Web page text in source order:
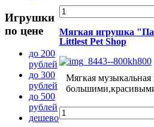
Мягкая игрушка
Littlest Pet Shop
Мягкая
Игрушки
по цене
до 200
рублей
до 300
рублей
до 500
рублей
дешево